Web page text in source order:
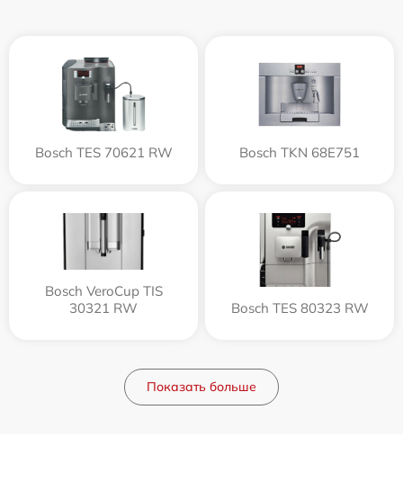
Bosch TES 70621 RW Bosch TKN 68E751
Bosch VeroCup TIS
30321 RW
Bosch TES 80323 RW
Показать больше